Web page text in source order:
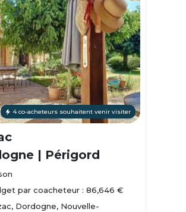
4 co-acheteurs souhaitent venir visiter
| Périgord
par coacheteur : 86,646 €
Dordogne, Nouvelle-